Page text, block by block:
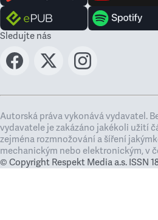
Sledujte nás
Autorská práva vykonává vydavatel.
vydavatele je zakázáno jakékoli užití
zejména rozmnožování a šíření
mechanickým nebo elektronickým, v
© Copyright Respekt Media a.s. ISSN